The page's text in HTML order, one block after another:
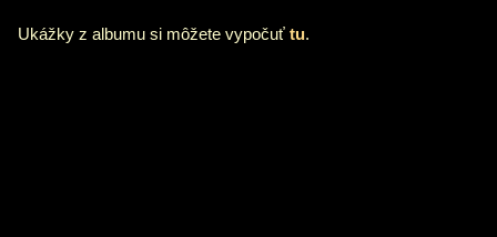
Ukážky z albumu si môžete vypočuť tu.